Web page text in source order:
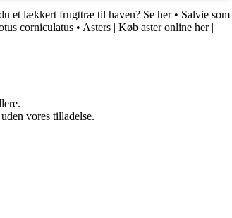
et lækkert frugttræ til haven? Se her• Salvie som
corniculatus • Asters | Køb aster online her |
vores tilladelse.